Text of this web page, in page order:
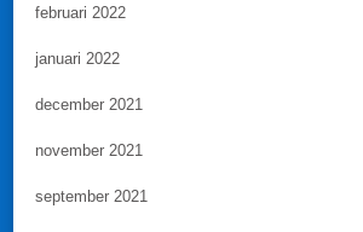
februari 2022
januari 2022
december 2021
november 2021
september 2021